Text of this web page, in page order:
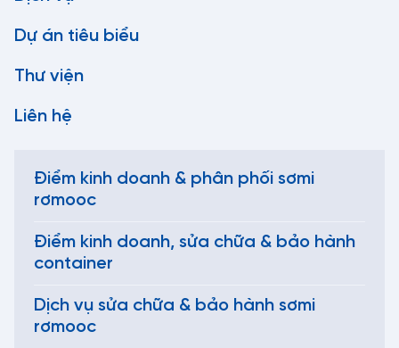
Dự án tiêu biểu
Thư viện
Liên hệ
Điểm kinh doanh & phân phối sơmi
rơmooc
Điểm kinh doanh, sửa chữa & bảo hành
container
Dịch vụ sửa chữa & bảo hành sơmi
rơmooc